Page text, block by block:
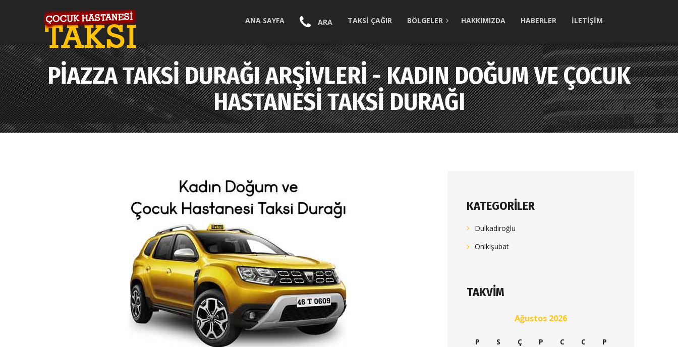
ANA SAYFA ARA TAKSİ ÇAĞIR BÖLGELER HAKKIMIZDA HABERLER İLETİŞİM
PIAZZA TAKSI DURAĞI ARŞIVLERI - KADIN DOĞUM VE ÇOCUK
HASTANESI TAKSI DURAĞI
KATEGORILER
Dulkadiroğlu
Onikişubat
TAKVIM
Ağustos 2026
P S Ç P C C P